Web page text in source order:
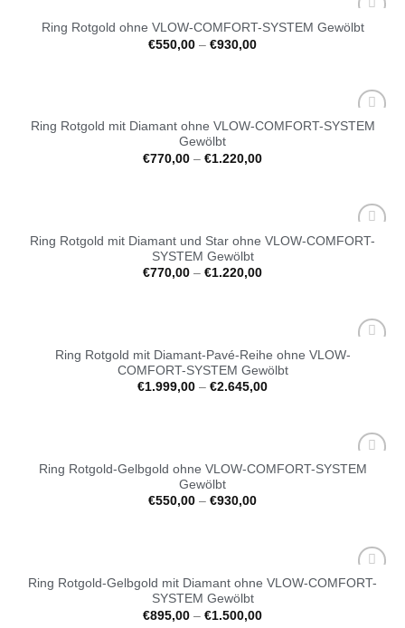
Auf die
Ring Rotgold ohne VLOW-COMFORT-SYSTEM Gewölbt
€550,00 – €930,00
Auf die
Ring Rotgold mit Diamant ohne VLOW-COMFORT-SYSTEM
Gewölbt
€770,00 – €1.220,00
Auf die
Ring Rotgold mit Diamant und Star ohne VLOW-COMFORT-
SYSTEM Gewölbt
€770,00 – €1.220,00
Auf die
Ring Rotgold mit Diamant-Pavé-Reihe ohne VLOW-
COMFORT-SYSTEM Gewölbt
€1.999,00 – €2.645,00
Auf die
Ring Rotgold-Gelbgold ohne VLOW-COMFORT-SYSTEM
Gewölbt
€550,00 – €930,00
Auf die
Ring Rotgold-Gelbgold mit Diamant ohne VLOW-COMFORT-
SYSTEM Gewölbt
€895,00 – €1.500,00